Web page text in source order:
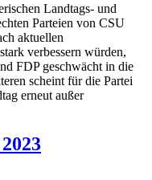
Landtags- und
Parteien von CSU
aktuellen
verbessern würden,
FDP geschwächt in die
scheint für die Partei
erneut außer